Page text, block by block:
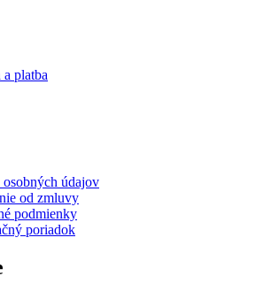
platba
osobných údajov
od zmluvy
podmienky
poriadok